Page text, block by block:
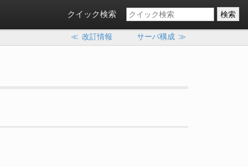
クイック検索
≪ 改訂情報 サーバ構成≫